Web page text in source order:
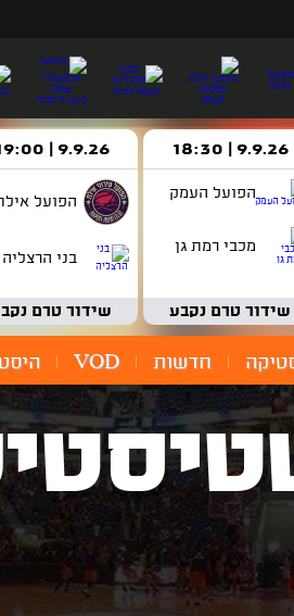
9.9.26 | 18:30
הפועל העמק
מכבי רמת גן
שידור טרם נקבע
9.9.26 | 19:00
הפועל
בני הרצליה
שידור טרם
חדשות VOD